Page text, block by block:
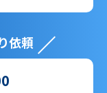
依頼